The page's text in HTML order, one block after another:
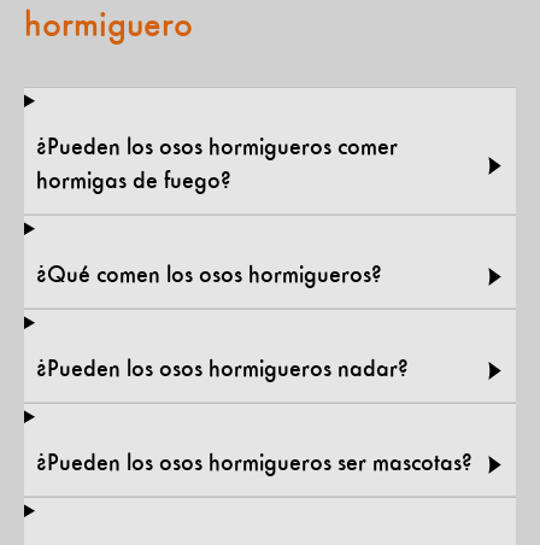
hormiguero
¿Pueden los osos hormigueros comer
hormigas de fuego?
¿Qué comen los osos hormigueros?
¿Pueden los osos hormigueros nadar?
¿Pueden los osos hormigueros ser mascotas?